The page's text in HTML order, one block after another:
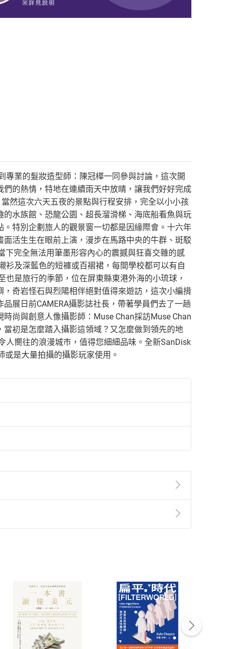
業的髮妝造型師：陳冠樺一同參與討論，這次開
的熱情，特地在連續雨天中放晴，讓我們好好完成
然這次六天五夜的景點與行程安排，完全以小小孩
水族館、恐龍公園、超長溜滑梯、海底船看魚與玩
特別企劃旅人的觀景窗一切都是因緣際會。十六年
活生生在眼前上演，漫步在馬路中央的牛群、斑駁
完全無法用筆墨形容內心的震撼與狂喜交雜的感
及深藍色的短褲或百褶裙，每間學校都可以有自
是旅行的季節，位在屏東縣東港外海的小琉球，
奇岩怪石與烈陽相伴絕對值得來遊訪，這次小編揹
展日前CAMERA攝影誌社長，帶著學員們去了一趟
尚與創意人像攝影師：Muse Chan採訪Muse Chan
初是怎麼踏入攝影這領域？又怎麼做到領先的地
嚮往的浪漫城巿，值得您細細品味。全新SanDisk
或是大量拍攝的攝影玩家使用。
第2條第5款之規定，「非以有形媒介提供之數位
點選「瀏覽訂單明細」 「申請取消訂單/退
貨。
付款方式
Payment
完成訂單
Complete